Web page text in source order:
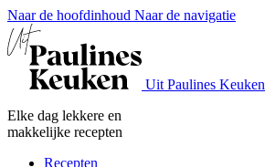
Naar de hoofdinhoud Naar de navigatie
Uit Paulines Keuken
Elke dag lekkere en
makkelijke recepten
Recepten